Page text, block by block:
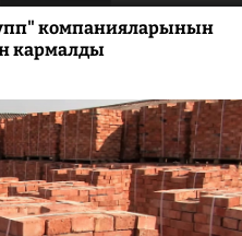
компанияларынын
кармалды